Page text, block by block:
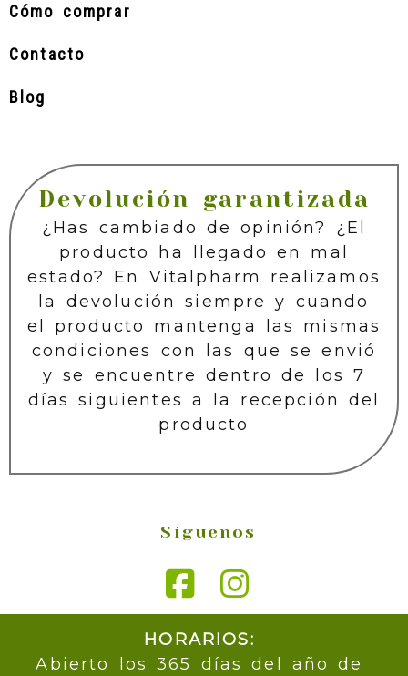
Cómo comprar
Contacto
Blog
Devolución garantizada
¿Has cambiado de opinión? ¿El
producto ha llegado en mal
estado? En Vitalpharm realizamos
la devolución siempre y cuando
el producto mantenga las mismas
condiciones con las que se envió
y se encuentre dentro de los 7
días siguientes a la recepción del
producto
Síguenos
HORARIOS:
Abierto los 365 días del año de